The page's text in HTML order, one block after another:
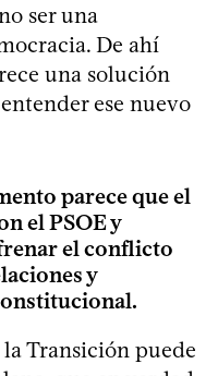
ser una
De ahí
una solución
ese nuevo
parece que el
el PSOE y
el conflicto
y
Transición puede